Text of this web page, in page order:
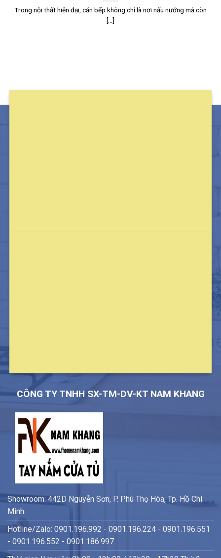
Trong nội thất hiện đại, căn bếp không chỉ là nơi nấu nướng mà còn
[...]
CÔNG TY TNHH SX-TM-DV-KT NAM KHANG
Showroom: 442D Nguyễn Sơn, P. Phú Thọ Hòa, Tp. Hồ Chí
Minh
Hotline/Zalo: 0901.196.992 - 0901.196.224 - 0901.196.551
- 0901.196.552 - 0901.186.997